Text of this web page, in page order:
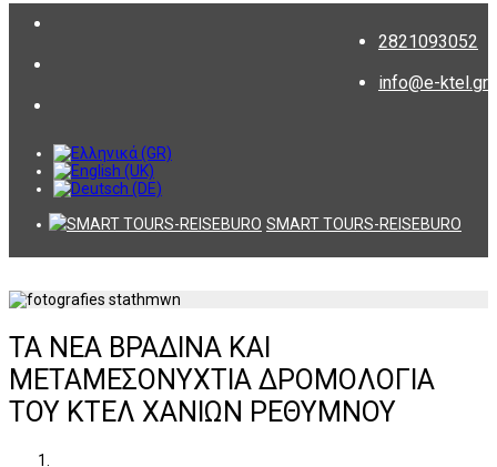
2821093052
info@e-ktel.gr
SMART TOURS-REISEBURO
ΤΑ ΝΕΑ ΒΡΑΔΙΝΑ ΚΑΙ
ΜΕΤΑΜΕΣΟΝΥΧΤΙΑ ΔΡΟΜΟΛΟΓΙΑ
ΤΟΥ ΚΤΕΛ ΧΑΝΙΩΝ ΡΕΘΥΜΝΟΥ